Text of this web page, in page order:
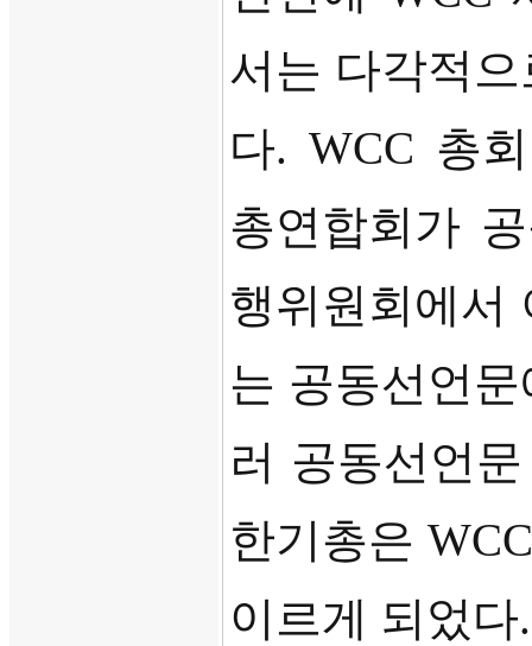
서는 다각적
다. WCC 총
총연합회가
행위원회에서
는 공동선언
러 공동선언
한기총은 WCC
이르게 되었다.